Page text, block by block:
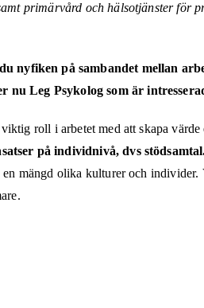
primärvård och hälsotjänster
nyfiken på sambandet mellan
Leg Psykolog som är
roll i arbetet med att skapa
på individnivå, dvs
mängd olika kulturer och